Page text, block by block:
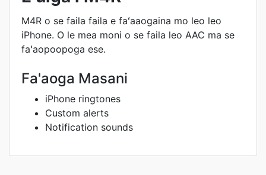
M4R o se faila faila e faʻaaogaina mo leo leo
iPhone. O le mea moni o se faila leo AAC ma se
faʻaopoopoga ese.
Fa'aoga Masani
iPhone ringtones
Custom alerts
Notification sounds